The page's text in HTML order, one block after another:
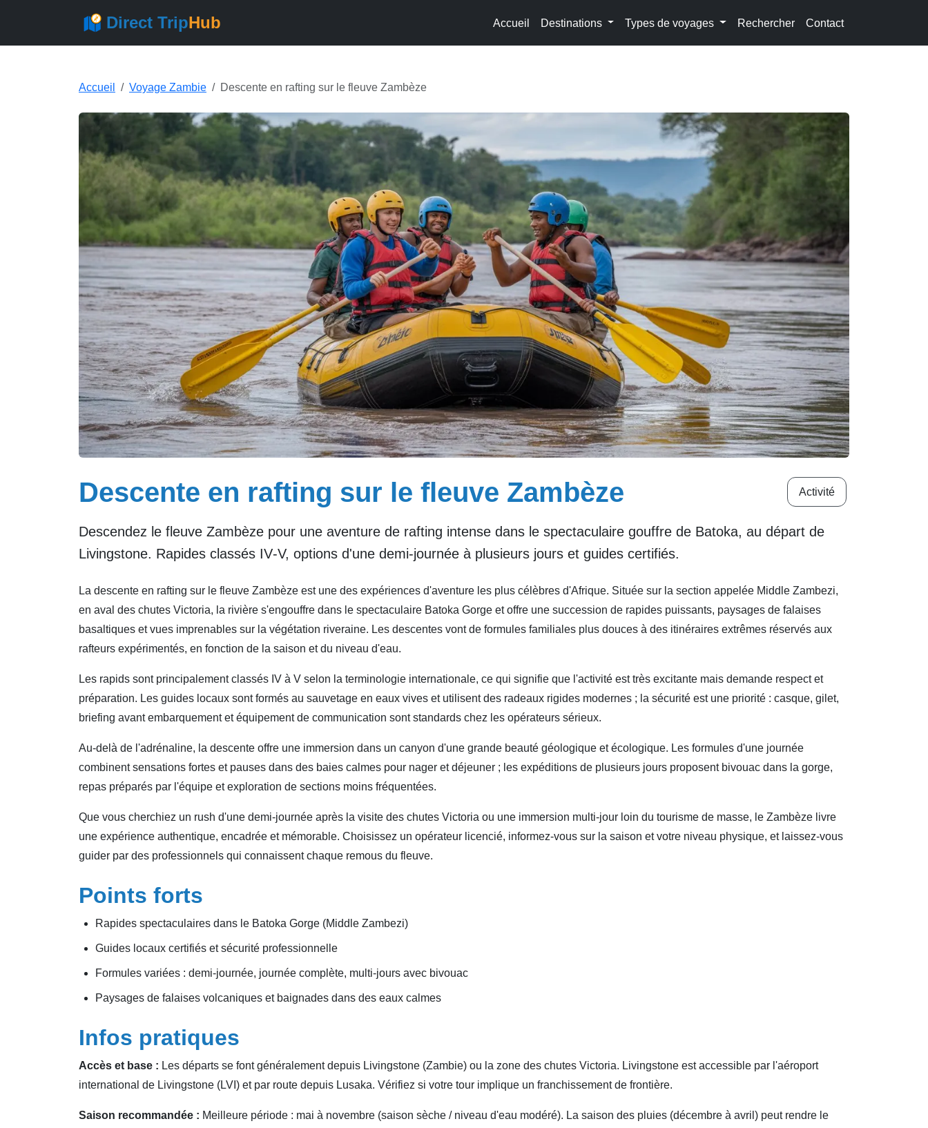
Direct TripHub Accueil Destinations Types de voyages Rechercher Contact
Accueil Voyage Zambie Descente en rafting sur le fleuve Zambèze
Descente en rafting sur le fleuve Zambèze Activité
Descendez le fleuve Zambèze pour une aventure de rafting intense dans le spectaculaire gouffre de Batoka, au départ de
Livingstone. Rapides classés IV‑V, options d'une demi‑journée à plusieurs jours et guides certifiés.
La descente en rafting sur le fleuve Zambèze est une des expériences d'aventure les plus célèbres d'Afrique. Située sur la section appelée Middle Zambezi,
en aval des chutes Victoria, la rivière s'engouffre dans le spectaculaire Batoka Gorge et offre une succession de rapides puissants, paysages de falaises
basaltiques et vues imprenables sur la végétation riveraine. Les descentes vont de formules familiales plus douces à des itinéraires extrêmes réservés aux
rafteurs expérimentés, en fonction de la saison et du niveau d'eau.
Les rapids sont principalement classés IV à V selon la terminologie internationale, ce qui signifie que l'activité est très excitante mais demande respect et
préparation. Les guides locaux sont formés au sauvetage en eaux vives et utilisent des radeaux rigides modernes ; la sécurité est une priorité : casque, gilet,
briefing avant embarquement et équipement de communication sont standards chez les opérateurs sérieux.
Au-delà de l'adrénaline, la descente offre une immersion dans un canyon d'une grande beauté géologique et écologique. Les formules d'une journée
combinent sensations fortes et pauses dans des baies calmes pour nager et déjeuner ; les expéditions de plusieurs jours proposent bivouac dans la gorge,
repas préparés par l'équipe et exploration de sections moins fréquentées.
Que vous cherchiez un rush d'une demi‑journée après la visite des chutes Victoria ou une immersion multi‑jour loin du tourisme de masse, le Zambèze livre
une expérience authentique, encadrée et mémorable. Choisissez un opérateur licencié, informez‑vous sur la saison et votre niveau physique, et laissez‑vous
guider par des professionnels qui connaissent chaque remous du fleuve.
Points forts
Rapides spectaculaires dans le Batoka Gorge (Middle Zambezi)
Guides locaux certifiés et sécurité professionnelle
Formules variées : demi‑journée, journée complète, multi‑jours avec bivouac
Paysages de falaises volcaniques et baignades dans des eaux calmes
Infos pratiques
Accès et base : Les départs se font généralement depuis Livingstone (Zambie) ou la zone des chutes Victoria. Livingstone est accessible par l'aéroport
international de Livingstone (LVI) et par route depuis Lusaka. Vérifiez si votre tour implique un franchissement de frontière.
Saison recommandée : Meilleure période : mai à novembre (saison sèche / niveau d'eau modéré). La saison des pluies (décembre à avril) peut rendre le